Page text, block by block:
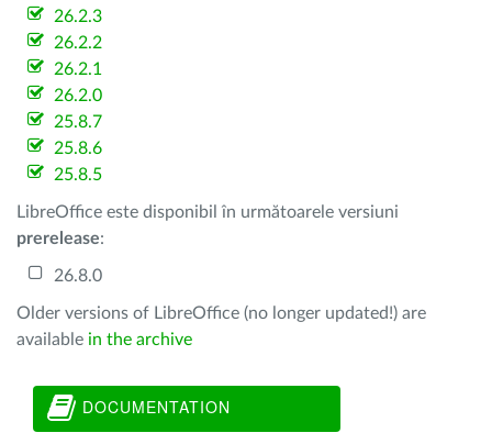
26.2.3
26.2.2
26.2.1
26.2.0
25.8.7
25.8.6
25.8.5
LibreOffice este disponibil în următoarele versiuni
prerelease:
26.8.0
Older versions of LibreOffice (no longer updated!) are
available in the archive
DOCUMENTATION